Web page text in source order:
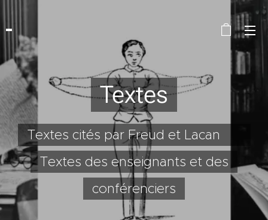
Textes
Textes cités par Freud et Lacan
Textes des enseignants et des
conférenciers